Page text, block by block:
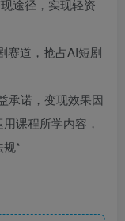
途径，实现轻资
赛道，抢占AI短剧
承诺，变现效果因
课程所学内容，
规*